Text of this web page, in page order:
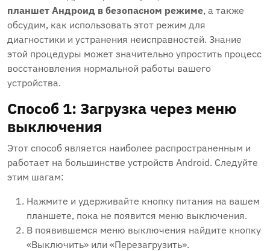
планшет Андроид в безопасном режиме, а также
обсудим, как использовать этот режим для
диагностики и устранения неисправностей. Знание
этой процедуры может значительно упростить процесс
восстановления нормальной работы вашего
устройства.
Способ 1: Загрузка через меню
выключения
Этот способ является наиболее распространенным и
работает на большинстве устройств Android. Следуйте
этим шагам:
Нажмите и удерживайте кнопку питания на вашем
планшете, пока не появится меню выключения.
В появившемся меню выключения найдите кнопку
«Выключить» или «Перезагрузить».